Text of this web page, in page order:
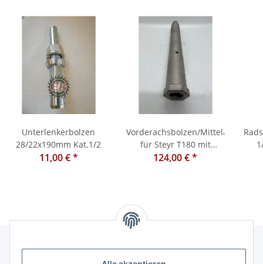
Unterlenkerbolzen
28/22x190mm Kat.1/2
11,00 €*
Vorderachsbolzen/
für Steyr T180 mit
Sechskant
124,00 €*